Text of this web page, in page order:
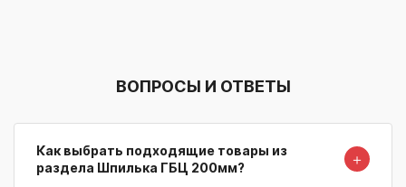
ВОПРОСЫ И ОТВЕТЫ
Как выбрать подходящие товары из
раздела Шпилька ГБЦ 200мм?
＋